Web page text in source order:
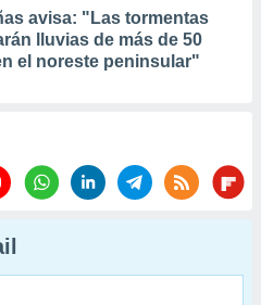
avisa: "Las tormentas
lluvias de más de 50
el noreste peninsular"